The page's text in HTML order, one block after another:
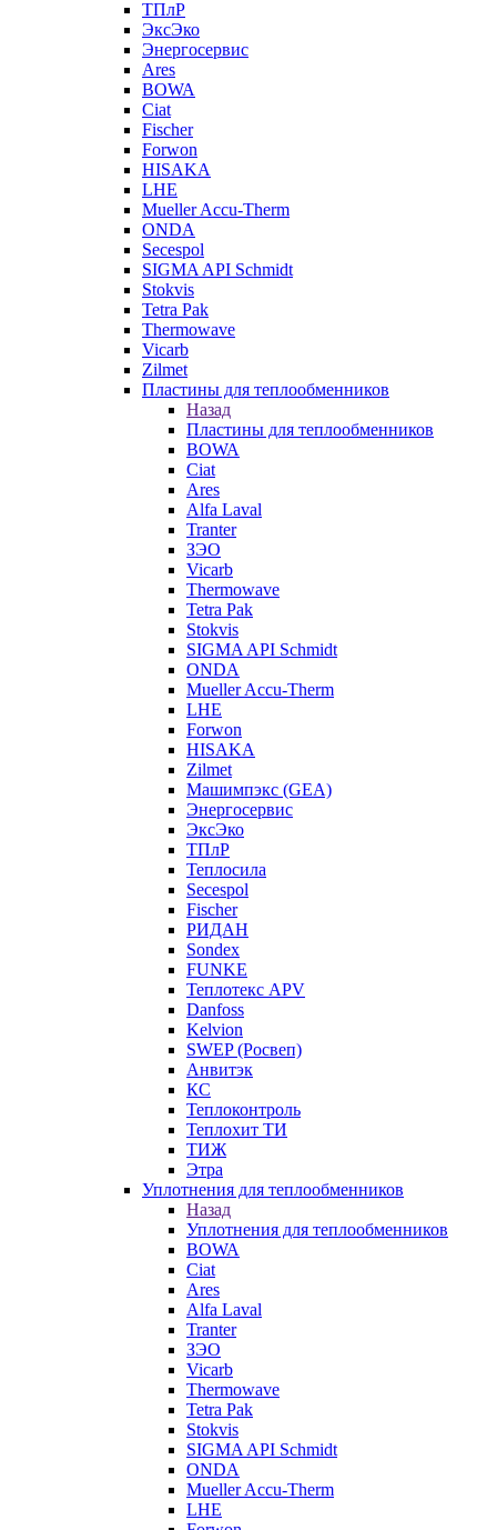
ТПлР
ЭксЭко
Энергосервис
Ares
BOWA
Ciat
Fischer
Forwon
HISAKA
LHE
Mueller Accu-Therm
ONDA
Secespol
SIGMA API Schmidt
Stokvis
Tetra Pak
Thermowave
Vicarb
Zilmet
Пластины для теплообменников
Назад
Пластины для теплообменников
BOWA
Ciat
Ares
Alfa Laval
Tranter
ЗЭО
Vicarb
Thermowave
Tetra Pak
Stokvis
SIGMA API Schmidt
ONDA
Mueller Accu-Therm
LHE
Forwon
HISAKA
Zilmet
Машимпэкс (GEA)
Энергосервис
ЭксЭко
ТПлР
Теплосила
Secespol
Fischer
РИДАН
Sondex
FUNKE
Теплотекс APV
Danfoss
Kelvion
SWEP (Росвеп)
Анвитэк
КС
Теплоконтроль
Теплохит ТИ
ТИЖ
Этра
Уплотнения для теплообменников
Назад
Уплотнения для теплообменников
BOWA
Ciat
Ares
Alfa Laval
Tranter
ЗЭО
Vicarb
Thermowave
Tetra Pak
Stokvis
SIGMA API Schmidt
ONDA
Mueller Accu-Therm
LHE